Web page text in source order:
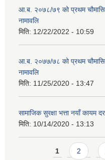
आ.ब. २०७८/७९ को प्रथम
नामावलि
मिति: 12/22/2022 - 10:59
आ.ब. २०७७/७८ को प्रथम
नामावलि
मिति: 11/25/2020 - 13:47
सामाजिक सुरक्षा भत्ता नयाँ कायम दर
मिति: 10/14/2020 - 13:13
Pages1 2